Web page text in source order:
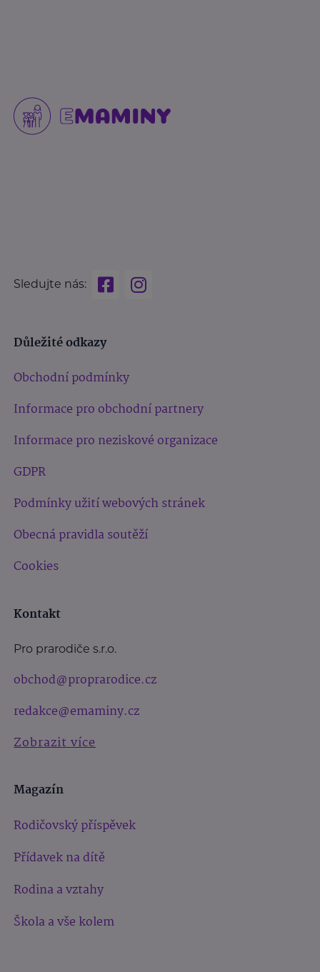
Sledujte nás:
Důležité odkazy
Obchodní podmínky
Informace pro obchodní partnery
Informace pro neziskové organizace
GDPR
Podmínky užití webových stránek
Obecná pravidla soutěží
Cookies
Kontakt
Pro prarodiče s.r.o.
obchod@proprarodice.cz
redakce@emaminy.cz
Zobrazit více
Magazín
Rodičovský příspěvek
Přídavek na dítě
Rodina a vztahy
Škola a vše kolem